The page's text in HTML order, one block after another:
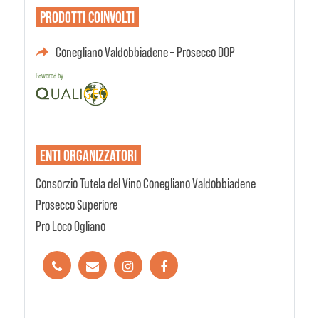
PRODOTTICOINVOLTI
Conegliano Valdobbiadene – Prosecco DOP
Powered by
ENTIORGANIZZATORI
Consorzio Tutela del Vino Conegliano Valdobbiadene
Prosecco Superiore
Pro Loco Ogliano